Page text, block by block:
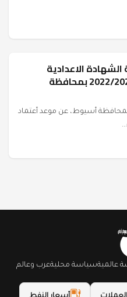
الاعدادية
الفصل الدراسي الاول لعام 2022/2023 بمحافظة
أسيوط، عن موعد أعتماد
عالميةسياسة محليةعرب وعالم